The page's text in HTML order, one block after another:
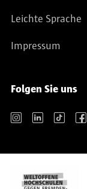
Leichte Sprache
Impressum
Folgen Sie uns
Instagram LinkedIn TikTok Facebook